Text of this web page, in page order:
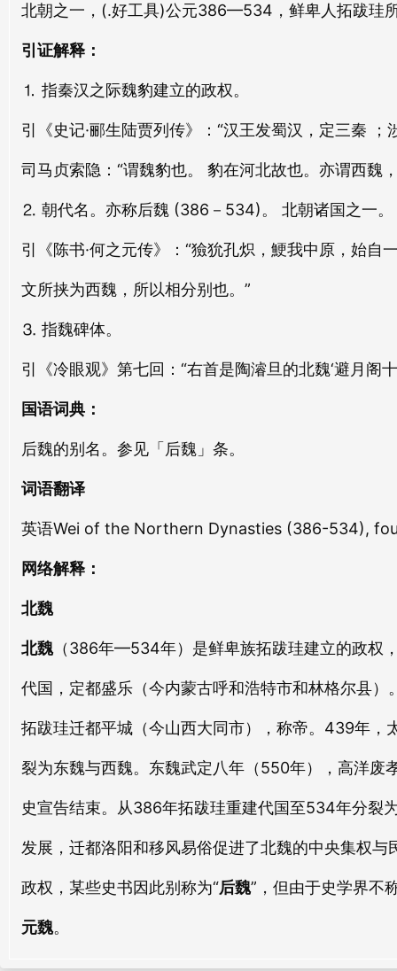
北燕
běi yàn
běi xī běi fá
北邊
běi biān
北内
běi nèi
北阴 北极
北寺
běi jūn
běi gù
北辕
běi yuán
北音
北皿
北廷
běi tíng
北周
běi zhōu
běi jiāng běi wěi
北兵
běi bīng
北里
běi lǐ
北江 北都
北朝之一，(.好工具)公元386—534，鲜卑人拓跋珪
引证解释：
⒈ 指秦汉之际魏豹建立的政权。
引《史记·郦生陆贾列传》：“汉王发蜀汉，定三秦
司马贞索隐：“谓魏豹也。 豹在河北故也。亦谓西魏
⒉ 朝代名。亦称后魏 (386－534)。 北朝诸国之一
引《陈书·何之元传》：“獫狁孔炽，鯁我中原，始
文所挟为西魏，所以相分别也。”
⒊ 指魏碑体。
引《冷眼观》第七回：“右首是陶濬旦的北魏‘避月阁
国语词典：
后魏的别名。参见「后魏」条。
词语翻译
英语Wei of the Northern Dynasties (386-534)​,
网络解释：
北魏
北魏（386年—534年）是鲜卑族拓跋珪建立的政权
代国，定都盛乐（今内蒙古呼和浩特市和林格尔县
拓跋珪迁都平城（今山西大同市），称帝。439年
裂为东魏与西魏。东魏武定八年（550年），高洋废
史宣告结束。从386年拓跋珪重建代国至534年分裂
发展，迁都洛阳和移风易俗促进了北魏的中央集权与
政权，某些史书因此别称为“后魏”，但由于史学界不
元魏。